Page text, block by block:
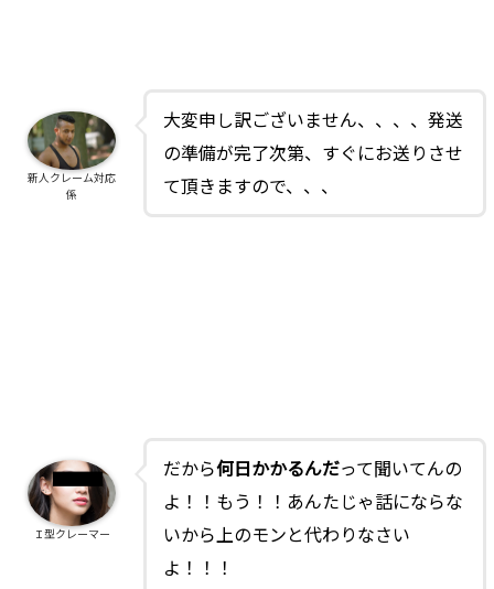
大変申し訳ございません、、、、発送
の準備が完了次第、すぐにお送りさせ
て頂きますので、、、
新人クレーム対応
係
だから何日かかるんだって聞いてんの
よ！！もう！！あんたじゃ話にならな
いから上のモンと代わりなさい
よ！！！
Ｉ型クレーマー